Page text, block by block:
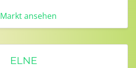
Markt ansehen
ELNE